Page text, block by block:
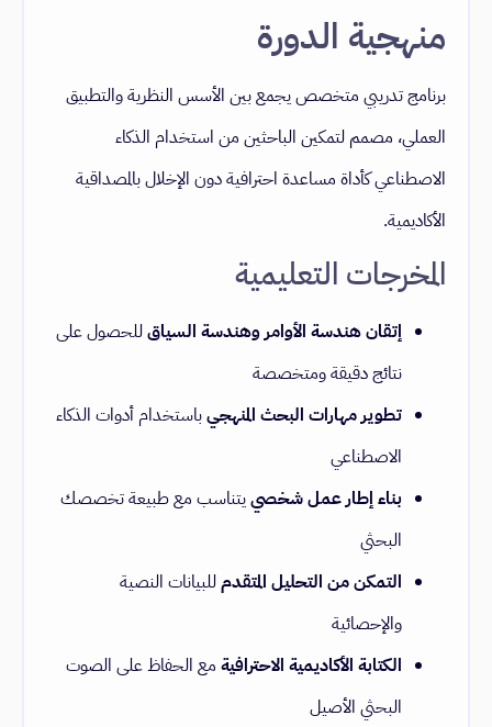
منهجية الدورة
برنامج تدريبي متخصص يجمع بين الأسس النظرية والتطبيق
العملي، مصمم لتمكين الباحثين من استخدام الذكاء
الاصطناعي كأداة مساعدة احترافية دون الإخلال بالمصداقية
الأكاديمية.
المخرجات التعليمية
إتقان هندسة الأوامر وهندسة السياقللحصول على
نتائج دقيقة ومتخصصة
تطوير مهارات البحث المنهجيباستخدام أدوات الذكاء
الاصطناعي
بناء إطار عمل شخصييتناسب مع طبيعة تخصصك
البحثي
التمكن من التحليل المتقدمللبيانات النصية
والإحصائية
الكتابة الأكاديمية الاحترافية مع الحفاظ على الصوت
البحثي الأصيل